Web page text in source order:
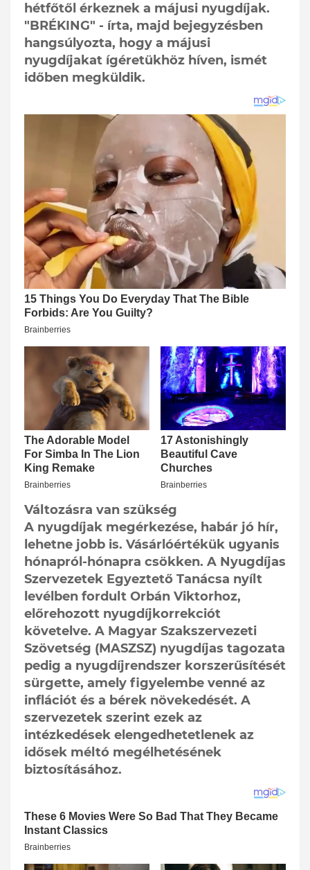
hétfőtől érkeznek a májusi nyugdíjak.
"BRÉKING" - írta, majd bejegyzésben
hangsúlyozta, hogy a májusi
nyugdíjakat ígéretükhöz híven, ismét
időben megküldik.
Változásra van szükség
A nyugdíjak megérkezése, habár jó hír,
lehetne jobb is. Vásárlóértékük ugyanis
hónapról-hónapra csökken. A Nyugdíjas
Szervezetek Egyeztető Tanácsa nyílt
levélben fordult Orbán Viktorhoz,
előrehozott nyugdíjkorrekciót
követelve. A Magyar Szakszervezeti
Szövetség (MASZSZ) nyugdíjas tagozata
pedig a nyugdíjrendszer korszerűsítését
sürgette, amely figyelembe venné az
inflációt és a bérek növekedését. A
szervezetek szerint ezek az
intézkedések elengedhetetlenek az
idősek méltó megélhetésének
biztosításához.